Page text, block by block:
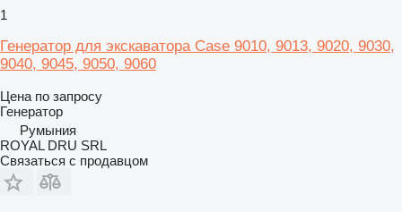
1
Генератор для экскаватора Case 9010, 9013, 9020, 9030,
9040, 9045, 9050, 9060
Цена по запросу
Генератор
Румыния
ROYAL DRU SRL
Связаться с продавцом